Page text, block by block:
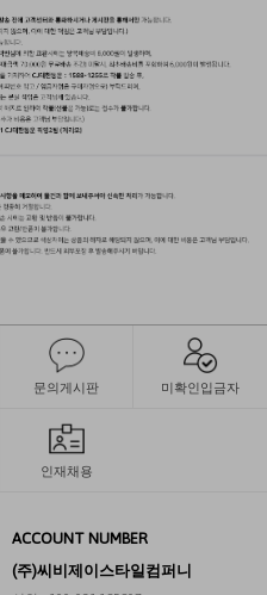
문의게시판 미확인입금자
인재채용
ACCOUNT NUMBER
(주)씨비제이스타일컴퍼니